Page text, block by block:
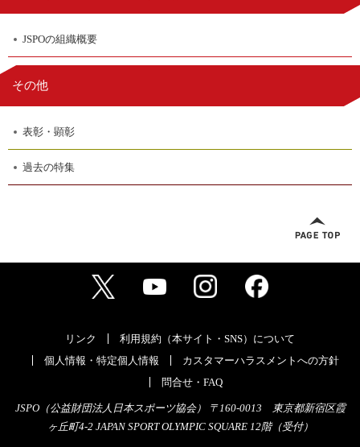
JSPOの組織概要
その他
表彰・顕彰
過去の特集
リンク
利用規約（本サイト・SNS）について
個人情報・特定個人情報
カスタマーハラスメントへの方針
問合せ・FAQ
JSPO（公益財団法人日本スポーツ協会） 〒160-0013 東京都新宿区霞
ヶ丘町4-2 JAPAN SPORT OLYMPIC SQUARE 12階（受付）